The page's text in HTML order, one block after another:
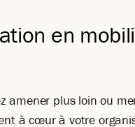
en
amener plus loin ou
à cœur à votre